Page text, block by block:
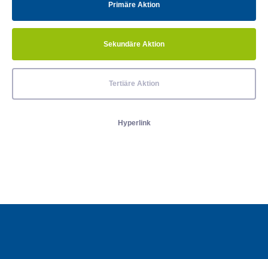
Primäre Aktion
Sekundäre Aktion
Tertiäre Aktion
Hyperlink